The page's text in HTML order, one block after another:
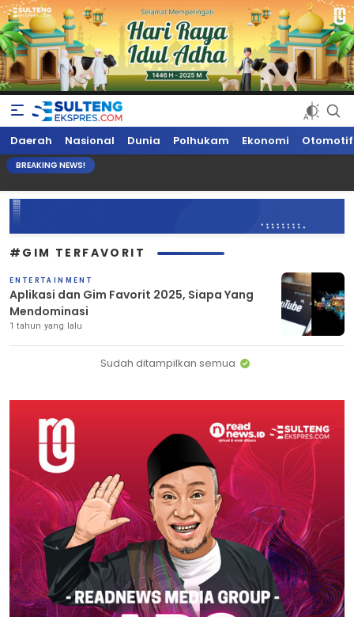
Sultengekspres.com
Berita Seputar Sulteng Hari Ini, Update Terkini, Suaranya Rakyat
Sulteng
Daerah Nasional Dunia Polhukam Ekonomi Otomotif
BREAKING NEWS!
#GIM TERFAVORIT
ENTERTAINMENT
Aplikasi dan Gim Favorit 2025, Siapa Yang
Mendominasi
1 tahun yang lalu
Sudah ditampilkan semua